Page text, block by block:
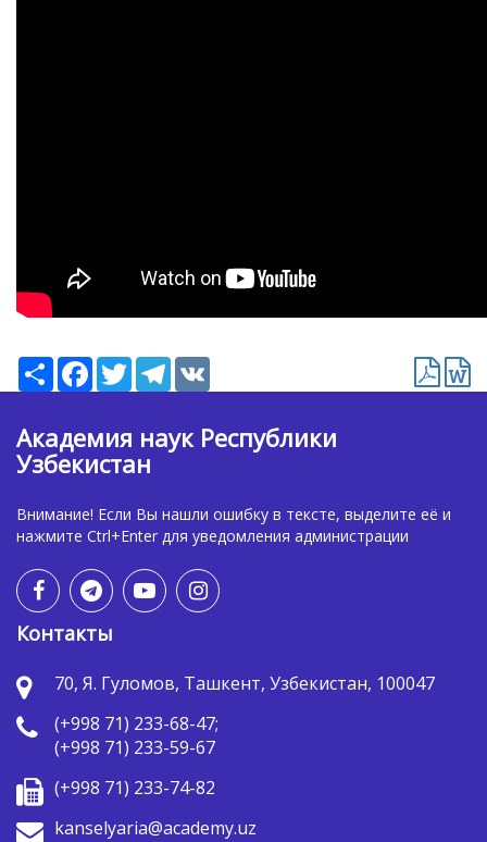
РесурсFacebook
TwitterTelegram
Академия наук Республики
Узбекистан
Внимание! Если Вы нашли ошибку в тексте, выделите её и
нажмите Ctrl+Enter для уведомления администрации
Контакты
70, Я. Гуломов, Ташкент, Узбекистан, 100047
(+998 71) 233-68-47;
(+998 71) 233-59-67
(+998 71) 233-74-82
kanselyaria@academy.uz